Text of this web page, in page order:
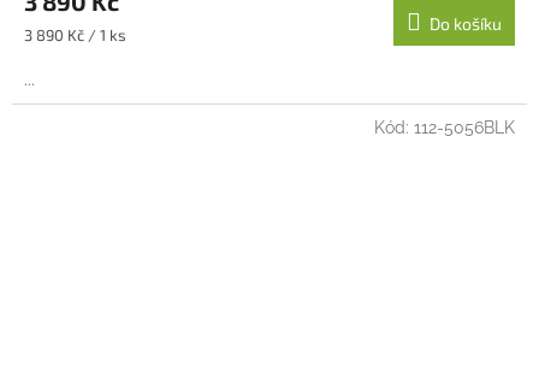
A
Měrná
3 890 Kč / 1 ks
Do košíku
...
Kód: 112-5056BLK